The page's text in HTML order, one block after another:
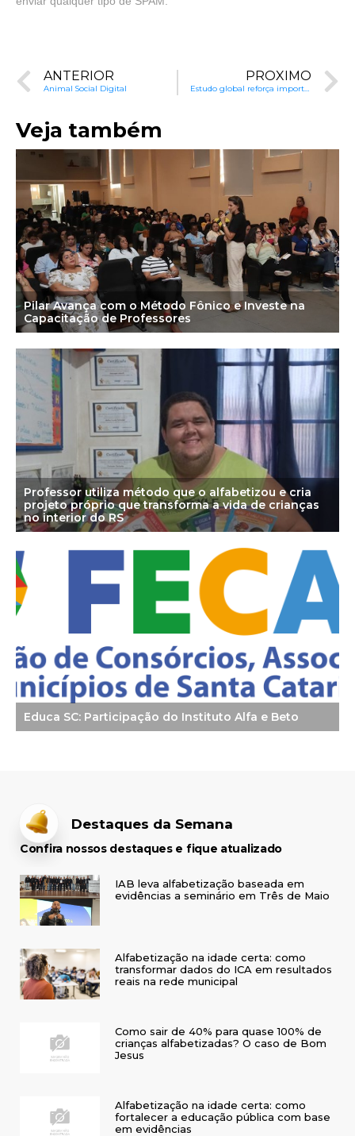
ANTERIOR
Animal Social Digital
PRÓXIMO
Veja também
Pilar Avança com o Método Fônico e Investe na
Capacitação de Professores
Professor utiliza método que o alfabetizou e cria
projeto próprio que transforma a vida de crianças
no interior do RS
Educa SC: Participação do Instituto Alfa e Beto
Destaques da Semana
Confira nossos destaques e fique atualizado
IAB leva alfabetização baseada em
evidências a seminário em Três de Maio
Alfabetização na idade certa: como
transformar dados do ICA em resultados
reais na rede municipal
Como sair de 40% para quase 100% de
crianças alfabetizadas? O caso de Bom
Jesus
Alfabetização na idade certa: como
fortalecer a educação pública com base
em evidências